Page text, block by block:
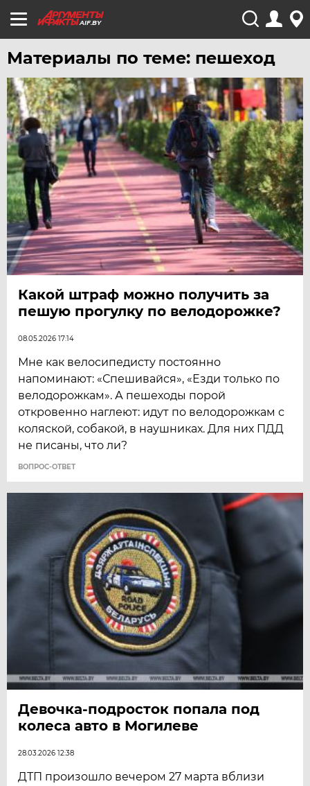
AIF.BY
Материалы по теме: пешеход
Какой штраф можно получить за
пешую прогулку по велодорожке?
08.05.2026 17:14
Мне как велосипедисту постоянно
напоминают: «Спешивайся», «Езди только по
велодорожкам». А пешеходы порой
откровенно наглеют: идут по велодорожкам с
коляской, собакой, в наушниках. Для них ПДД
не писаны, что ли?
ВОПРОС-ОТВЕТ
Девочка-подросток попала под
колеса авто в Могилеве
28.03.2026 12:38
ДТП произошло вечером 27 марта вблизи